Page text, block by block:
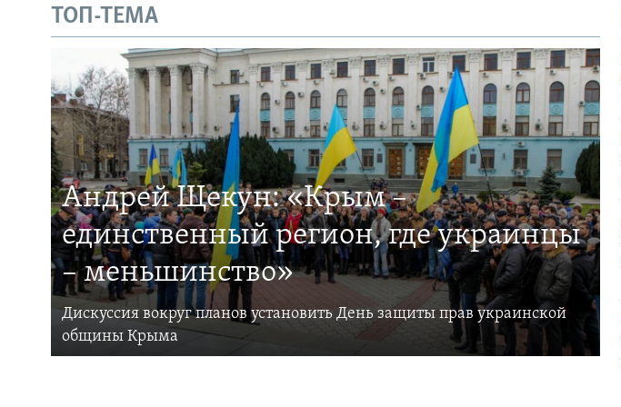
ТОП-ТЕМА
Андрей Щекун: «Крым –
единственный регион, где украинцы
– меньшинство»
Дискуссия вокруг планов установить День защиты прав украинской
общины Крыма